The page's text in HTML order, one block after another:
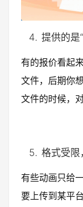
提供的是
有的报价看起
文件，后期你
文件的时候，
格式受限
有些动画只给
要上传到某平